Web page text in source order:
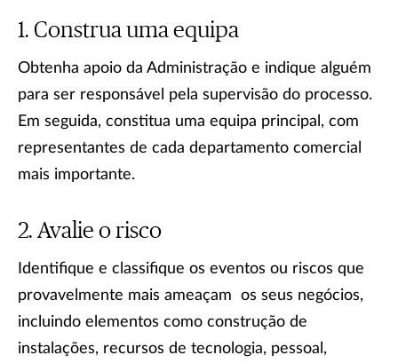
Construa uma equipa
Obtenha apoio da Administração e indique alguém
para ser responsável pela supervisão do processo.
Em seguida, constitua uma equipa principal, com
representantes de cada departamento comercial
mais importante.
Avalie o risco
Identifique e classifique os eventos ou riscos que
provavelmente mais ameaçam os seus negócios,
incluindo elementos como construção de
instalações, recursos de tecnologia, pessoal,